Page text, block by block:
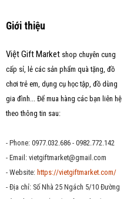
Giới thiệu
Việt Gift Marketshop chuyên cung
cấp sỉ, lẻ các sản phẩm quà tặng, đồ
chơi trẻ em, dụng cụ học tập, đồ dùng
gia đình... Để mua hàng các bạn liên hệ
theo thông tin sau:
- Phone: 0977.032.686 - 0982.772.142
- Email: vietgiftmarket@gmail.com
- Website: https://vietgiftmarket.com/
- Địa chỉ: Số Nhà 25 Ngách 5/10 Đường